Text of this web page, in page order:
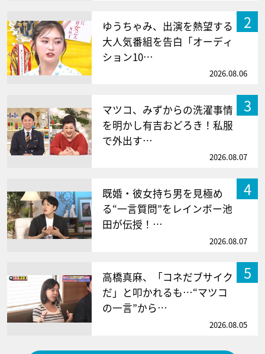
2
ゆうちゃみ、出演を熱望する
大人気番組を告白「オーディ
ション10…
2026.08.06
3
マツコ、みずからの洗濯事情
を明かし有吉おどろき！私服
で外出す…
2026.08.07
4
既婚・彼女持ち男を見極め
る“一言質問”をレインボー池
田が伝授！…
2026.08.07
5
高橋真麻、「コネだブサイク
だ」と叩かれるも…“マツコ
の一言”から…
2026.08.05